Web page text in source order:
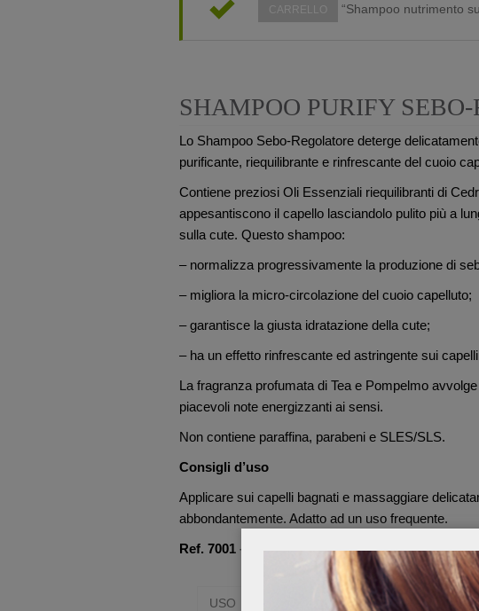
CARRELLO “Shampoo nutrimento
SHAMPOO PURIFY
Lo Shampoo Sebo-Regolatore deterge
purificante, riequilibrante e rinfrescante del cuoio
Contiene preziosi Oli Essenziali riequilibranti di
appesantiscono il capello lasciandolo pulito più a
sulla cute. Questo shampoo:
– normalizza progressivamente la produzione di
– migliora la micro-circolazione del cuoio capelluto;
– garantisce la giusta idratazione della cute;
– ha un effetto rinfrescante ed astringente sui
La fragranza profumata di Tea e Pompelmo
piacevoli note energizzanti ai sensi.
Non contiene paraffina, parabeni e SLES/SLS.
Consigli d’uso
Applicare sui capelli bagnati e massaggiare
abbondantemente. Adatto ad un uso frequente.
Ref. 7001 – 200 ml
USO SOSTANZE FUNZIONALI